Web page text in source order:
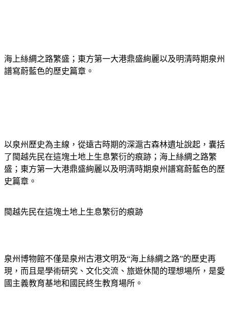
海上絲綢之路繁盛；東方第一大港鼎盛絢麗以及明清時期泉州
譜寫蔚藍色的歷史篇章。
以泉州歷史為主線，從遠古時期的深滬古森林遺址說起，囊括
了閩越先民在這塊土地上生息繁衍的痕跡；海上絲綢之路繁
盛；東方第一大港鼎盛絢麗以及明清時期泉州譜寫蔚藍色的歷
史篇章。
閩越先民在這塊土地上生息繁衍的痕跡
泉州博物館不僅是泉州古港文明及“海上絲綢之路”的歷史再
現，而且是學術研究、文化交流、旅遊休閒的理想場所，是愛
國主義教育基地和國民終生教育場所。